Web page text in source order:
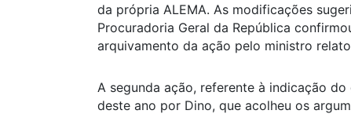
da própria ALEMA. As modificações
Procuradoria Geral da República
arquivamento da ação pelo ministro
A segunda ação, referente à indicação
deste ano por Dino, que acolheu os